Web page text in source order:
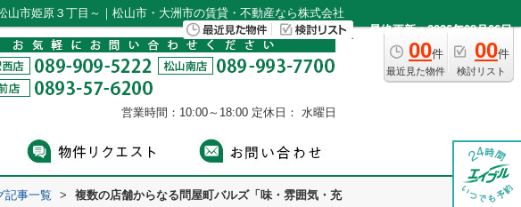
市姫原３丁目～｜松山市・大洲市の賃貸・不動産なら株式会社
最終更新：2026年08月06日
00件
最近見た物件
00件
検討リスト
営業時間：10:00～18:00 定休日： 水曜日
記事一覧 >
複数の店舗からなる問屋町バルズ「味・雰囲気・充